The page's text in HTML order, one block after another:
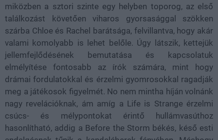
miközben a sztori szinte egy helyben toporog, az első
találkozást követően viharos gyorsasággal szökken
szárba Chloe és Rachel barátsága, felvillantva, hogy akár
valami komolyabb is lehet belőle. Úgy látszik, kettejük
jellemfejlődésének bemutatása és kapcsolatuk
elmélyítése fontosabb az írók számára, mint hogy
drámai fordulatokkal és érzelmi gyomrosokkal ragadják
meg a játékosok figyelmét. No nem mintha híján volnánk
nagy revelációknak, ám amíg a Life is Strange érzelmi
csúcs- és mélypontokat érintő hullámvasúthoz
hasonlítható, addig a Before the Storm békés, késő esti